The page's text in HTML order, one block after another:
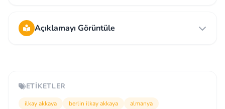
Açıklamayı Görüntüle
ETIKETLER
ilkay akkaya berlin ilkay akkaya
almanya